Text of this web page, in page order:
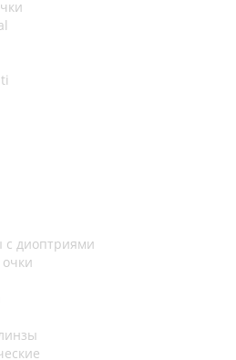
с диоптриями